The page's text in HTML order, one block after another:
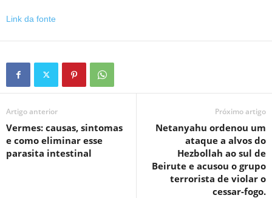
Link da fonte
Artigo anterior
Vermes: causas, sintomas
e como eliminar esse
parasita intestinal
Próximo artigo
Netanyahu ordenou um
ataque a alvos do
Hezbollah ao sul de
Beirute e acusou o grupo
terrorista de violar o
cessar-fogo.